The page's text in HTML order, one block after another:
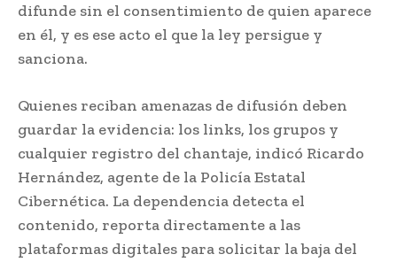
difunde sin el consentimiento de quien aparece
en él, y es ese acto el que la ley persigue y
sanciona.
Quienes reciban amenazas de difusión deben
guardar la evidencia: los links, los grupos y
cualquier registro del chantaje, indicó Ricardo
Hernández, agente de la Policía Estatal
Cibernética. La dependencia detecta el
contenido, reporta directamente a las
plataformas digitales para solicitar la baja del